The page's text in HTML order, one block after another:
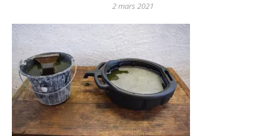
2 mars 2021